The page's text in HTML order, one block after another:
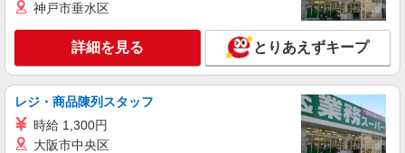
キープ 詳細を見る
派遣社員
株式会社kotrio /●KM-H-1978137
デイサービスの看護師＊日払いOK！推し活の
神戸市垂水区
詳細を見る とりあえずキープ
レジ・商品陳列スタッフ
時給 1,300円
大阪市中央区